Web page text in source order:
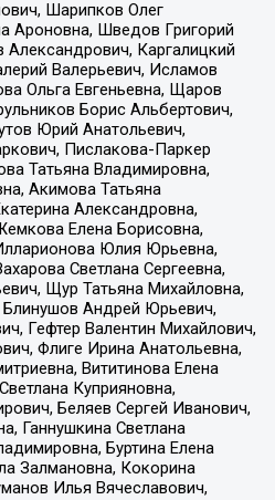
Шарипков Олег
Ароновна, Шведов Григорий
Каргалицкий
Валерьевич, Исламов
Ольга Евгеньевна, Щаров
Борис Альбертович,
Юрий Анатольевич,
Пислакова-Паркер
Татьяна Владимировна,
Акимова Татьяна
Александровна,
Елена Борисовна,
Юлия Юрьевна,
Светлана Сергеевна,
Щур Татьяна Михайловна,
Андрей Юрьевич,
Гефтер Валентин Михайлович,
Флиге Ирина Анатольевна,
Вититинова Елена
Куприяновна,
Беляев Сергей Иванович,
Ганнушкина Светлана
Буртина Елена
Залмановна, Кокорина
Илья Вячеславович,